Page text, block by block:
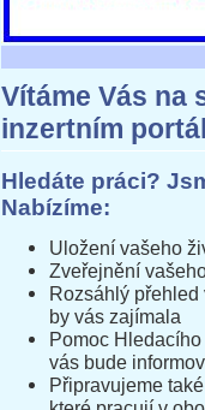
Vítáme Vás na
inzertním
Hledáte práci?
Nabízíme:
Uložení vašeho
Zveřejnění
Rozsáhlý přehled
by vás zajímala
Pomoc
vás bude
Připravujeme